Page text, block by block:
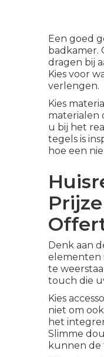
Een goed
badkamer.
dragen bij
Kies voor
verlengen.
Kies
materialen
u bij het
tegels is
hoe een
Denk aan
elementen
te
touch die
Kies
niet om
het
Slimme
kunnen de